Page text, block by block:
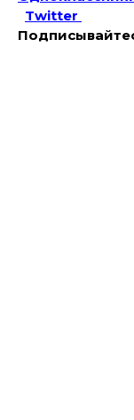
Twitter